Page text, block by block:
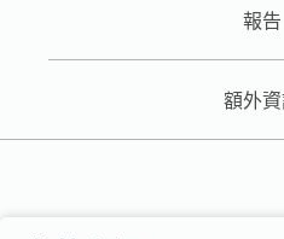
報告
額外